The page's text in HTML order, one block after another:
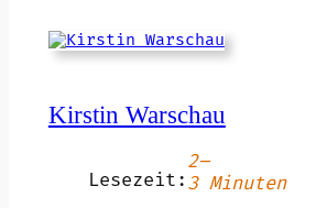
Kirstin Warschau
Lesezeit:
2–
3 Minuten